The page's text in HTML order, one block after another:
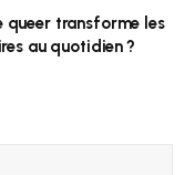
queer transforme les
au quotidien ?